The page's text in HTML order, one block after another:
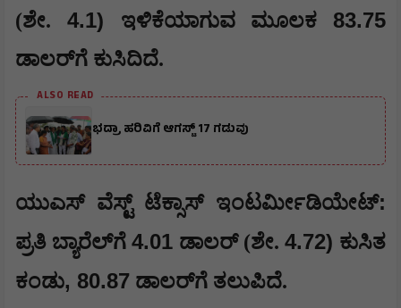
(ಶೇ. 4.1) ಇಳಿಕೆಯಾಗುವ ಮೂಲಕ 83.75
ಡಾಲರ್‌ಗೆ ಕುಸಿದಿದೆ.
ALSO READ
ಭದ್ರಾ ಹರಿವಿಗೆ ಆಗಸ್ಟ್ 17 ಗಡುವು
ಯುಎಸ್ ವೆಸ್ಟ್ ಟೆಕ್ಸಾಸ್ ಇಂಟರ್ಮೀಡಿಯೇಟ್:
ಪ್ರತಿ ಬ್ಯಾರೆಲ್‌ಗೆ4.01 ಡಾಲರ್ (ಶೇ. 4.72) ಕುಸಿತ
ಕಂಡು, 80.87 ಡಾಲರ್‌ಗೆ ತಲುಪಿದೆ.